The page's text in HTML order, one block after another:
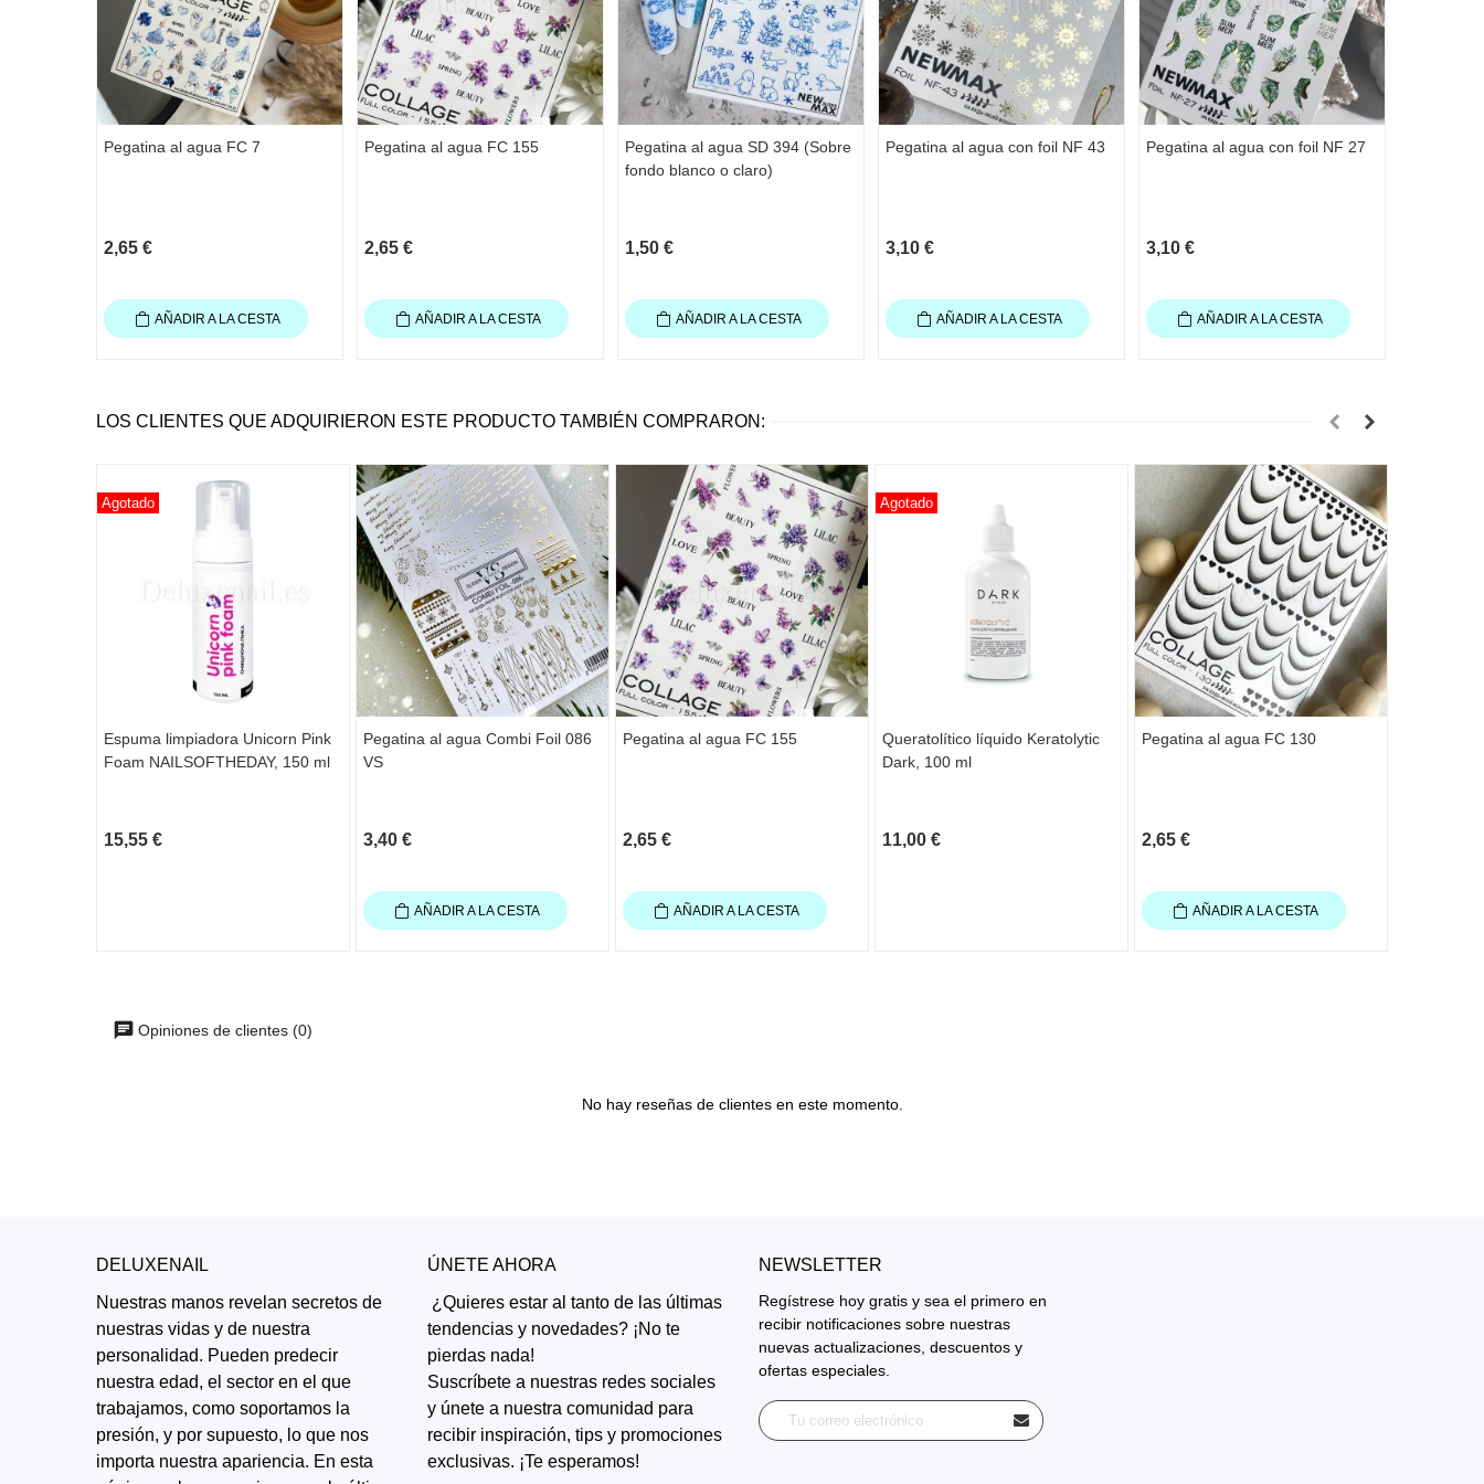
Pegatina al agua FC 7
2,65 €
AÑADIR A LA CESTA
Pegatina al agua FC 155
2,65 €
AÑADIR A LA CESTA
Pegatina al agua SD 394 (Sobre
fondo blanco o claro)
1,50 €
AÑADIR A LA CESTA
Pegatina al agua con foil NF 43
3,10 €
AÑADIR A LA CESTA
Pegatina al agua con foil NF 27
3,10 €
AÑADIR A LA CESTA
LOS CLIENTES QUE ADQUIRIERON ESTE PRODUCTO TAMBIÉN COMPRARON:
Agotado
Espuma limpiadora Unicorn Pink
Foam NAILSOFTHEDAY, 150 ml
15,55 €
Pegatina al agua Combi Foil 086
VS
3,40 €
AÑADIR A LA CESTA
Pegatina al agua FC 155
2,65 €
AÑADIR A LA CESTA
Agotado
Queratolítico líquido Keratolytic
Dark, 100 ml
11,00 €
Pegatina al agua FC 130
2,65 €
AÑADIR A LA CESTA
Opiniones de clientes (0)
No hay reseñas de clientes en este momento.
DELUXENAIL
Nuestras manos revelan secretos de
nuestras vidas y de nuestra
personalidad. Pueden predecir
nuestra edad, el sector en el que
trabajamos, como soportamos la
presión, y por supuesto, lo que nos
importa nuestra apariencia. En esta
ÚNETE AHORA
¿Quieres estar al tanto de las últimas
tendencias y novedades? ¡No te
pierdas nada!
Suscríbete a nuestras redes sociales
y únete a nuestra comunidad para
recibir inspiración, tips y promociones
exclusivas. ¡Te esperamos!
NEWSLETTER
Regístrese hoy gratis y sea el primero en
recibir notificaciones sobre nuestras
nuevas actualizaciones, descuentos y
ofertas especiales.